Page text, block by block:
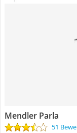
Mendler Parla
51